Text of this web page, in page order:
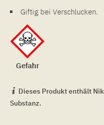
Giftig bei Verschlucken.
Gefahr
Dieses Produkt enthält
Substanz.